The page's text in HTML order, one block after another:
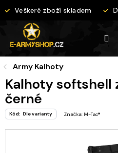
na
Veškeré zboží skladem
Army Kalhoty
Kalhoty softshell
černé
Kód: Dle varianty Značka: M-Tac®